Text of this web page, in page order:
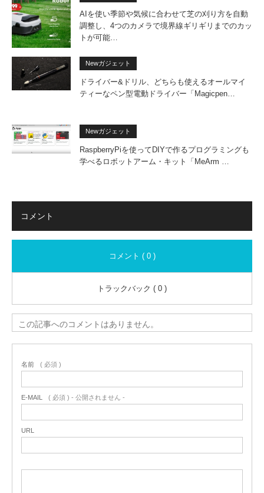
AIを使い季節や気候に合わせて芝の刈り方を自動
調整し、4つのカメラで境界線ギリギリまでのカッ
トが可能…
Newガジェット
ドライバー&ドリル、どちらも使えるオールマイ
ティーなペン型電動ドライバー「Magicpen…
Newガジェット
RaspberryPiを使ってDIYで作るプログラミングも
学べるロボットアーム・キット「MeArm …
コメント
コメント ( 0 )
トラックバック ( 0 )
この記事へのコメントはありません。
名前 ( 必須 )
E-MAIL ( 必須 ) - 公開されません -
URL